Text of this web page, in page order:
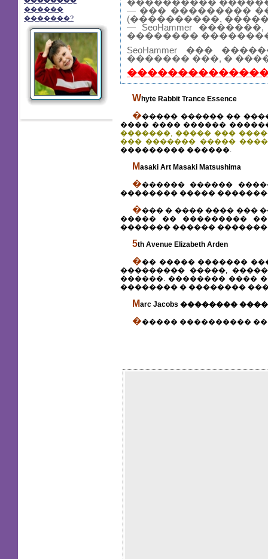
������
�������?
����������
— ��� ���������
(����������,
— SeoHammer
��������
SeoHammer ���
������� ���, �
Whyte Rabbit Trance Essence
������ ������ ��
���� ���� ������
�������, ����� ���
��� ������� �����
��������� ������.
Masaki Art Masaki Matsushima
������� ������
�������� �����
���� � ���� ���� ���
����� �� ���������
������� ������
5th Avenue Elizabeth Arden
��� ����� �������
��������� �����,
������. �������� ����
�������� � ��������
Marc Jacobs ��������
������ ����������